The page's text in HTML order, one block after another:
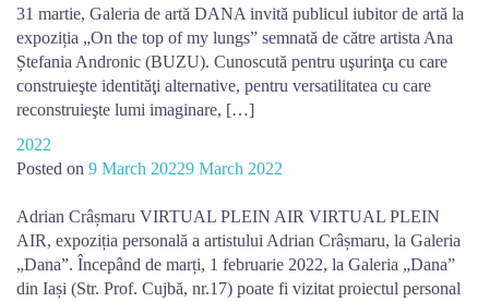
31 martie, Galeria de artă DANA invită publicul iubitor de artă la
expoziția „On the top of my lungs” semnată de către artista Ana
Ștefania Andronic (BUZU). Cunoscută pentru uşurinţa cu care
construieşte identităţi alternative, pentru versatilitatea cu care
reconstruieşte lumi imaginare, […]
2022
Posted on 9 March 20229 March 2022
Adrian Crâșmaru VIRTUAL PLEIN AIR VIRTUAL PLEIN
AIR, expoziția personală a artistului Adrian Crâșmaru, la Galeria
„Dana”. Începând de marți, 1 februarie 2022, la Galeria „Dana”
din Iași (Str. Prof. Cujbă, nr.17) poate fi vizitat proiectul personal